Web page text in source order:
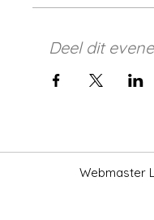
Deel dit
Webmaster